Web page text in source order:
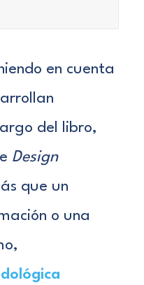
en cuenta
del libro,
Design
que un
o una